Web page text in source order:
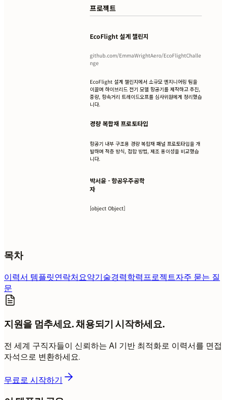
프로젝트
EcoFlight 설계 챌린지
github.com/EmmaWrightAero/EcoFlightChalle
nge
EcoFlight 설계 챌린지에서 소규모 엔지니어링 팀을
이끌며 하이브리드 전기 모델 항공기를 제작하고 추진,
중량, 항속거리 트레이드오프를 심사위원에게 정리했습
니다.
경량 복합재 프로토타입
항공기 내부 구조용 경량 복합재 패널 프로토타입을 개
발하며 적층 방식, 접합 방법, 제조 용이성을 비교했습
니다.
박서윤 - 항공우주공학
자
[object Object]
목차
이력서 템플릿연락처요약기술경력학력프로젝트자주 묻는 질
문
지원을 멈추세요. 채용되기 시작하세요.
전 세계 구직자들이 신뢰하는 AI 기반 최적화로 이력서를 면접
자석으로 변환하세요.
무료로 시작하기